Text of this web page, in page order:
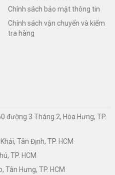
Chính sách bảo mật thông tin
Chính sách vận chuyển và kiểm
tra hàng
đường 3 Tháng 2, Hòa Hưng, TP.
Tân Định, TP. HCM
TP. HCM
Tân Hưng, TP. HCM